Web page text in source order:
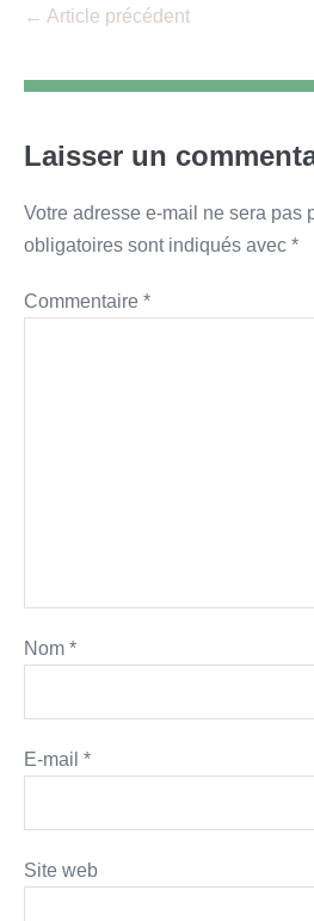
Navigation
← Article précédent
Laisser un
Votre adresse e-mail ne sera pas
obligatoires sont indiqués avec *
Commentaire *
Nom *
E-mail *
Site web